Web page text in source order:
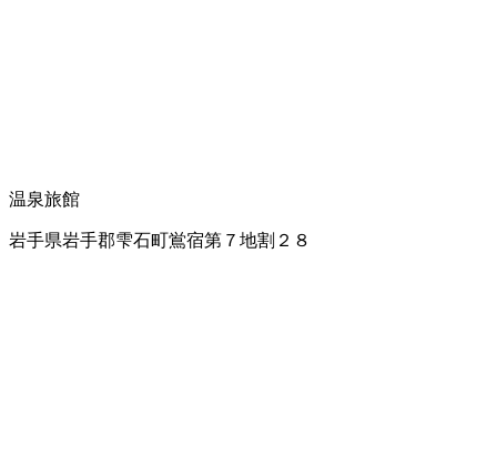
温泉旅館
岩手県岩手郡雫石町鴬宿第７地割２８